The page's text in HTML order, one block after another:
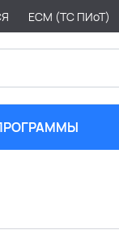
ЕСМ (ТС ПИоТ)